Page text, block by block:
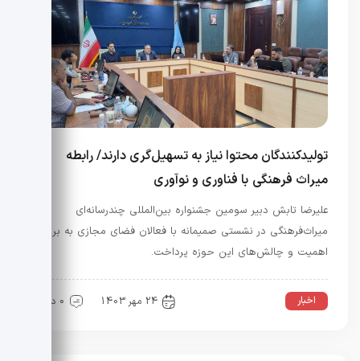
تولیدکنندگان محتوا نیاز به تسهیل‌گری دارند/ رابطه
میراث فرهنگی با فناوری و نوآوری
علیرضا تابش دبیر سومین جشنواره بین‌المللی چندرسانه‌ای
میراث‌فرهنگی در نشستی صمیمانه با فعالان فضای مجازی به بررسی
اهمیت و چالش‌های این حوزه پرداخت.
اخبار 24 مهر 1403 0 دیدگاه